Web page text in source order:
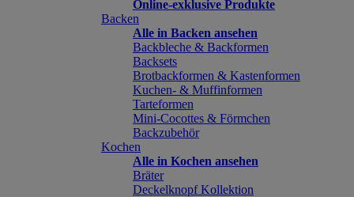
Online-exklusive Produkte
Backen
Alle in Backen ansehen
Backbleche & Backformen
Backsets
Brotbackformen & Kastenformen
Kuchen- & Muffinformen
Tarteformen
Mini-Cocottes & Förmchen
Backzubehör
Kochen
Alle in Kochen ansehen
Bräter
Deckelknopf Kollektion